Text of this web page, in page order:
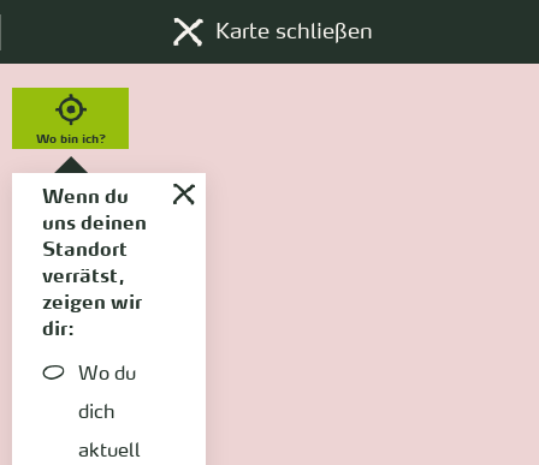
Karte schließen
Wo bin ich?
Wenn du
uns deinen
Standort
verrätst,
zeigen wir
dir:
Wo du
dich
aktuell